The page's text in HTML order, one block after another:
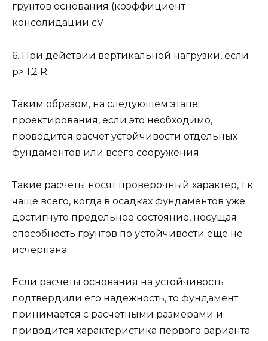
грунтов основания (коэффициент
консолидации cV
6. При действии вертикальной нагрузки, если
p> 1,2 R.
Таким образом, на следующем этапе
проектирования, если это необходимо,
проводится расчет устойчивости отдельных
фундаментов или всего сооружения.
Такие расчеты носят проверочный характер, т.к.
чаще всего, когда в осадках фундаментов уже
достигнуто предельное состояние, несущая
способность грунтов по устойчивости еще не
исчерпана.
Если расчеты основания на устойчивость
подтвердили его надежность, то фундамент
принимается с расчетными размерами и
приводится характеристика первого варианта